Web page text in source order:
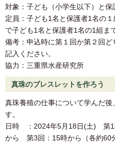
対象：子ども（小学生以下）と保
定員：子ども1名と保護者1名の
で子ども1名と保護者1名の1組ま
備考：申込時に第１回か第２回
記入ください。
協力：三重県水産研究所
真珠のブレスレットを作ろう
真珠養殖の仕事について学んだ
す。
日時 ：2024年5月18日(土) 第
から 第3回：15時から（各約60